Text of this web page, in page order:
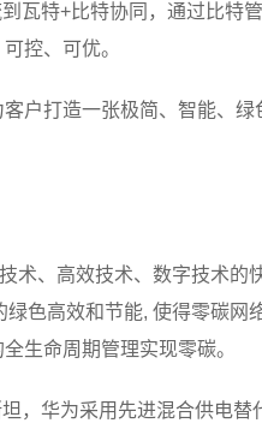
瓦特+比特协同，通过比特
控、可优。
户打造一张极简、智能、
术、高效技术、数字技术的
色高效和节能, 使得零碳网
生命周期管理实现零碳。
华为采用先进混合供电替